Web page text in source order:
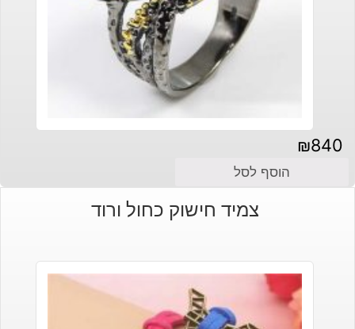
₪840
הוסף לסל
צמיד חישוק כחול ורוד